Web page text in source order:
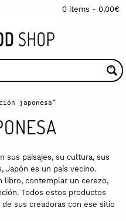
0 items - 0,00€
japonesa”
sus paisajes, su cultura, sus
Japón es un país vecino.
libro, contemplar un cerezo,
Todos estos productos
sus creadoras con ese sitio